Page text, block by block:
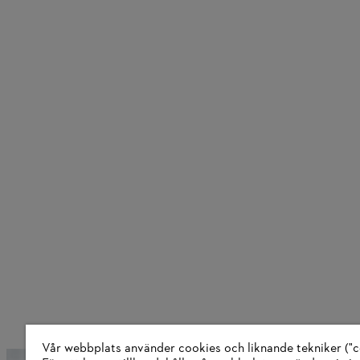
Vår webbplats använder cookies och liknande tekniker